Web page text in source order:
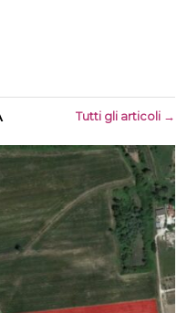
Tutti gli articoli →